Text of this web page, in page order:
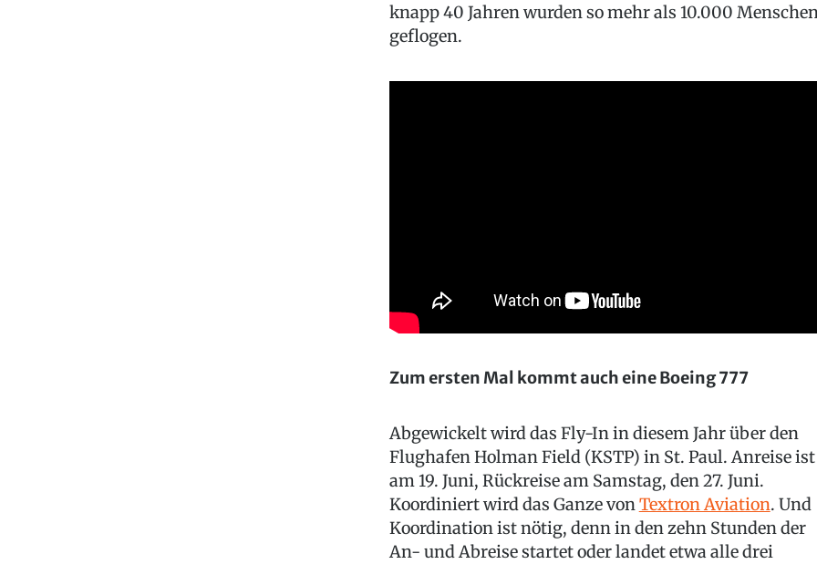
knapp 40 Jahren wurden so mehr als 10.000
geflogen.
Zum ersten Mal kommt auch eine Boeing 777
Abgewickelt wird das Fly-In in diesem Jahr über den
Flughafen Holman Field (KSTP) in St. Paul. Anreise ist
am 19. Juni, Rückreise am Samstag, den 27. Juni.
Koordiniert wird das Ganze vonTextron Aviation. Und
Koordination ist nötig, denn in den zehn Stunden der
An- und Abreise startet oder landet etwa alle drei